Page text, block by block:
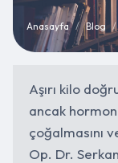
Anasayfa / Blog /
Aşırı kilo
ancak
çoğalmasını
Op. Dr.